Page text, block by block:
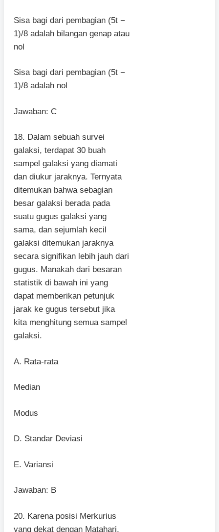
Sisa bagi dari pembagian (5t −
1)/8 adalah bilangan genap atau
nol
Sisa bagi dari pembagian (5t −
1)/8 adalah nol
Jawaban: C
18. Dalam sebuah survei
galaksi, terdapat 30 buah
sampel galaksi yang diamati
dan diukur jaraknya. Ternyata
ditemukan bahwa sebagian
besar galaksi berada pada
suatu gugus galaksi yang
sama, dan sejumlah kecil
galaksi ditemukan jaraknya
secara signifikan lebih jauh dari
gugus. Manakah dari besaran
statistik di bawah ini yang
dapat memberikan petunjuk
jarak ke gugus tersebut jika
kita menghitung semua sampel
galaksi.
A. Rata-rata
Median
Modus
D. Standar Deviasi
E. Variansi
Jawaban: B
20. Karena posisi Merkurius
yang dekat dengan Matahari,